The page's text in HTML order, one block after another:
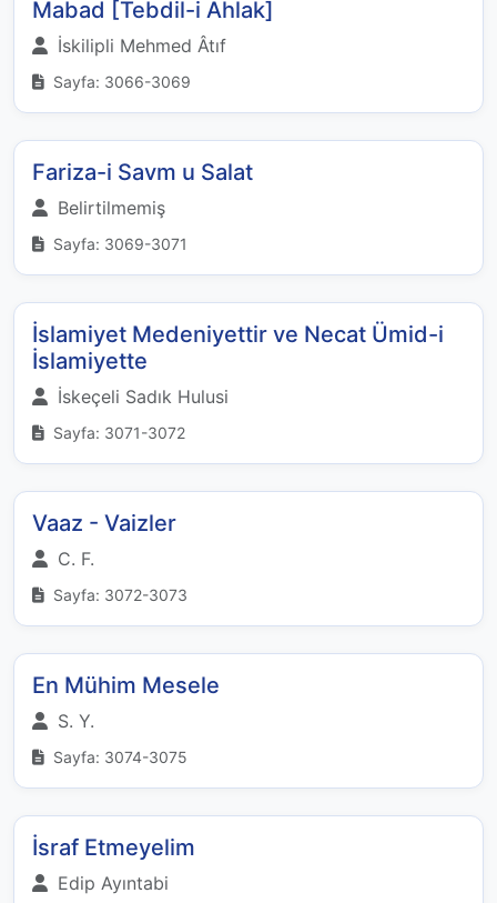
Mabad [Tebdil-i Ahlak]
İskilipli Mehmed Âtıf
Sayfa: 3066-3069
Fariza-i Savm u Salat
Belirtilmemiş
Sayfa: 3069-3071
İslamiyet Medeniyettir ve Necat Ümid-i
İslamiyette
İskeçeli Sadık Hulusi
Sayfa: 3071-3072
Vaaz - Vaizler
C. F.
Sayfa: 3072-3073
En Mühim Mesele
S. Y.
Sayfa: 3074-3075
İsraf Etmeyelim
Edip Ayıntabi